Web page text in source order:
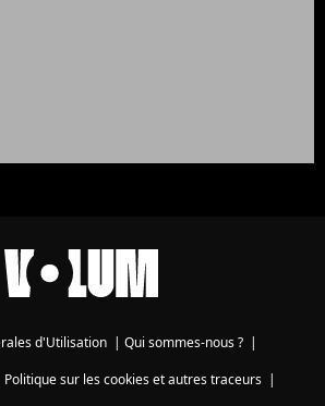
d'Utilisation Qui sommes-nous ?
Politique sur les cookies et autres traceurs|